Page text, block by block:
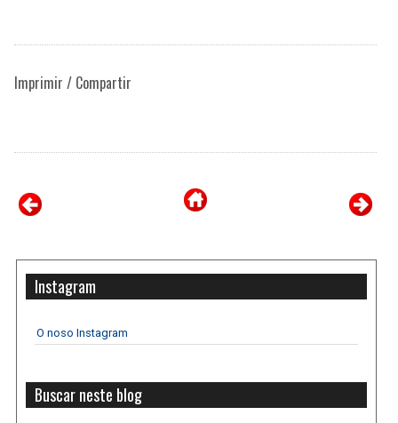
Imprimir / Compartir
Instagram
O noso Instagram
Buscar neste blog